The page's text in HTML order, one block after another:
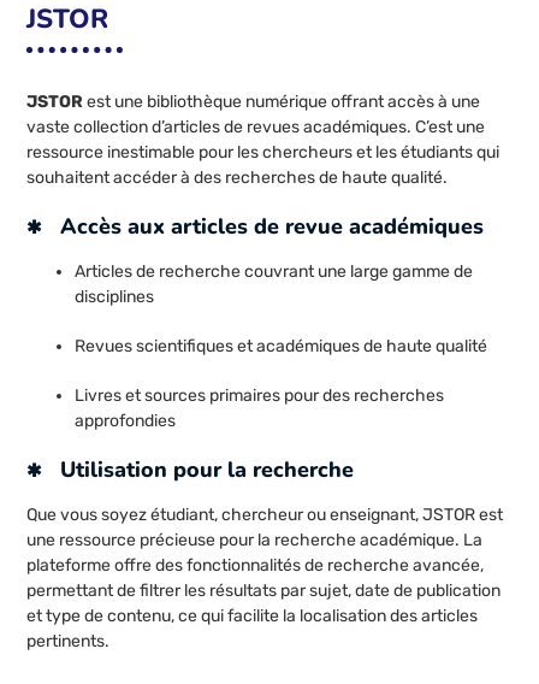
JSTOR
JSTORest une bibliothèque numérique offrant accès à une
vaste collection d’articles de revues académiques. C’est une
ressource inestimable pour les chercheurs et les étudiants qui
souhaitent accéder à des recherches de haute qualité.
Accès aux articles de revue académiques
Articles de recherche couvrant une large gamme de
disciplines
Revues scientifiques et académiques de haute qualité
Livres et sources primaires pour des recherches
approfondies
Utilisation pour la recherche
Que vous soyez étudiant, chercheur ou enseignant, JSTOR est
une ressource précieuse pour la recherche académique. La
plateforme offre des fonctionnalités de recherche avancée,
permettant de filtrer les résultats par sujet, date de publication
et type de contenu, ce qui facilite la localisation des articles
pertinents.